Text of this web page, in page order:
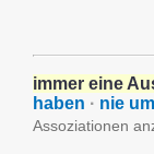
immer eine
haben · nie
Assoziationen